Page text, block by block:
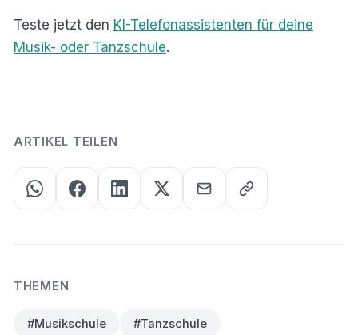
Teste jetzt den KI-Telefonassistenten für deine
Musik- oder Tanzschule.
ARTIKEL TEILEN
THEMEN
#Musikschule #Tanzschule